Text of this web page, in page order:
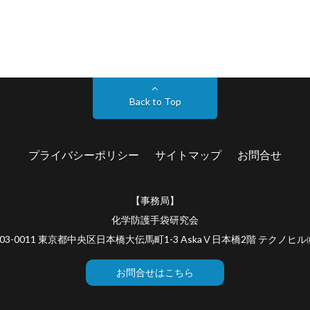
Back to Top
プライバシーポリシー サイトマップ お問合せ
【事務局】
化学防護手袋研究会
0011 東京都中央区日本橋大伝馬町1-3 AskaⅤ日本橋2階 テクノヒル
お問合せはこちら